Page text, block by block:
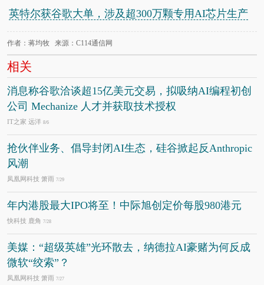
英特尔获谷歌大单，涉及超300万颗专用AI芯片生产
作者：蒋均牧 来源：C114通信网
相关
消息称谷歌洽谈超15亿美元交易，拟吸纳AI编程初创
公司 Mechanize 人才并获取技术授权
IT之家 远洋 8/6
抢伙伴业务、倡导封闭AI生态，硅谷掀起反Anthropic
风潮
凤凰网科技 箫雨 7/29
年内港股最大IPO将至！中际旭创定价每股980港元
快科技 鹿角 7/28
美媒：“超级英雄”光环散去，纳德拉AI豪赌为何反成
微软“绞索”？
凤凰网科技 箫雨 7/27